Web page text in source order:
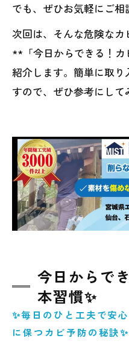
でも、ぜひお気軽にご相
次回は、そんな危険なカ
**「今日からできる！
紹介します。簡単に取
すので、ぜひ参考にして
今日からで
本習慣✨
✨毎日のひと工夫で安
に保つカビ予防の秘訣✨